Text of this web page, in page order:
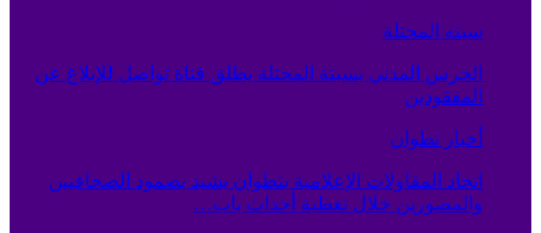
سبته المحتلة
الحرس المدني بسبتة المحتلة يطلق قناة تواصل للإبلاغ عن
المفقودين
أخبار تطوان
اتحاد المقاولات الإعلامية بتطوان يشيد بصمود الصحافيين
والمصورين خلال تغطية أحداث باب…